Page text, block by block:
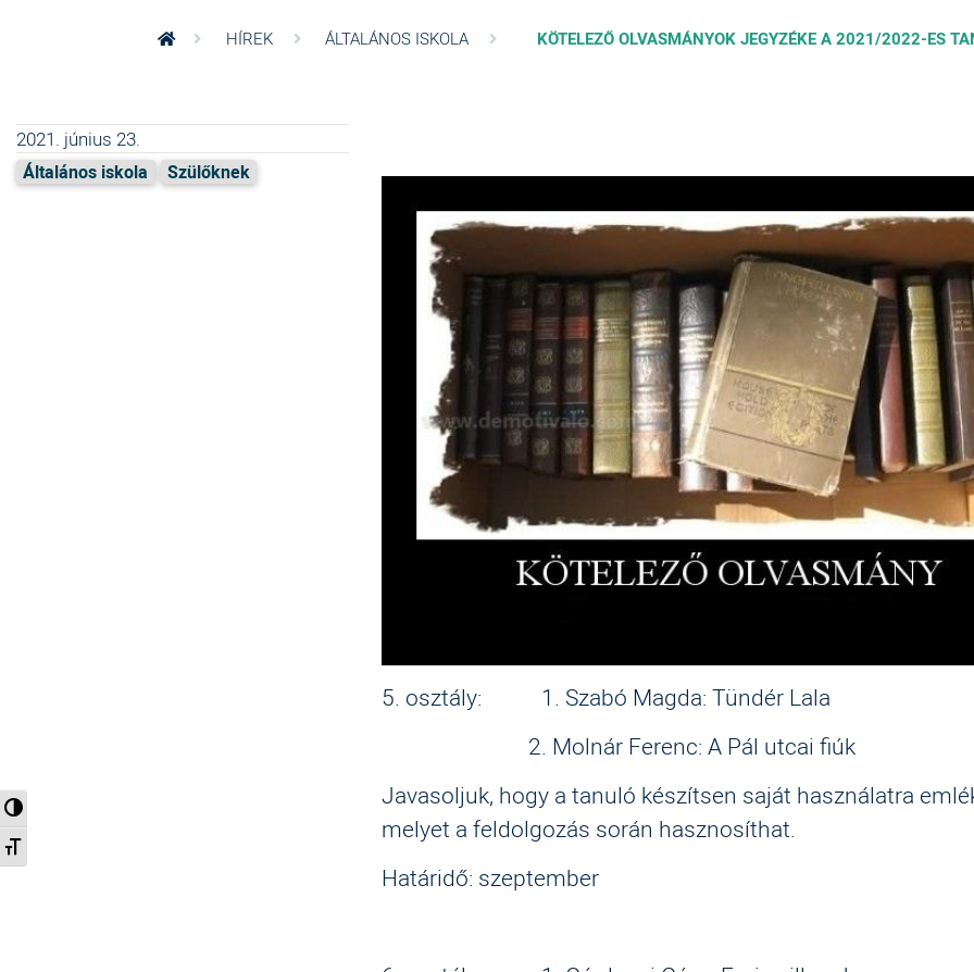
Nagy kontraszt váltása
Betűméret váltása
HÍREK ÁLTALÁNOS ISKOLA KÖTELEZŐ OLVASMÁNYOK JEGYZÉKE A 2021/2022-ES
5. osztály: 1. Szabó Magda: Tündér Lala
2. Molnár Ferenc: A Pál utcai fiúk
Javasoljuk, hogy a tanuló készítsen saját használatra
melyet a feldolgozás során hasznosíthat.
Határidő: szeptember
2021. június 23.
Általános iskola Szülőknek